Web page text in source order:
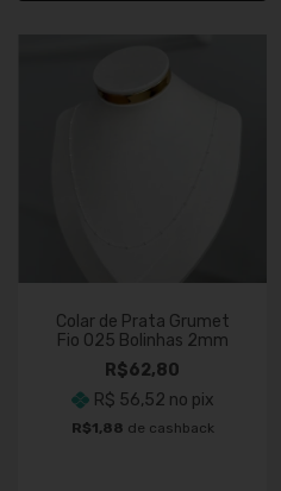
Colar de Prata Grumet
Fio 025 Bolinhas 2mm
R$62,80
R$ 56,52 no pix
R$1,88 de cashback